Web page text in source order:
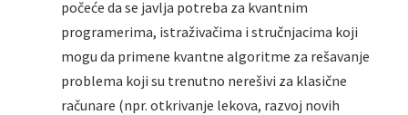
počeće da se javlja potreba za kvantnim
programerima, istraživačima i stručnjacima koji
mogu da primene kvantne algoritme za rešavanje
problema koji su trenutno nerešivi za klasične
računare (npr. otkrivanje lekova, razvoj novih